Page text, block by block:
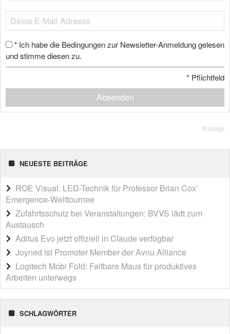
* Ich habe die Bedingungen zur Newsletter-Anmeldung gelesen
und stimme diesen zu.
* Pflichtfeld
Absenden
Anzeige
NEUESTE BEITRÄGE
ROE Visual: LED-Technik für Professor Brian Cox’
Emergence-Welttournee
Zufahrtsschutz bei Veranstaltungen: BVVS lädt zum
Austausch
Aditus Evo jetzt offiziell in Claude verfügbar
Joyned ist Promoter Member der Avnu Alliance
Logitech Mobi Fold: Faltbare Maus für produktives
Arbeiten unterwegs
SCHLAGWÖRTER